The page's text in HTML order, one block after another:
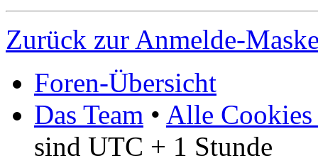
Zurück zur Anmelde-
Foren-Übersicht
Das Team • Alle Cookies
sind UTC + 1 Stunde